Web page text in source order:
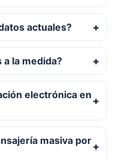
actuales?
la medida?
electrónica en
masiva por